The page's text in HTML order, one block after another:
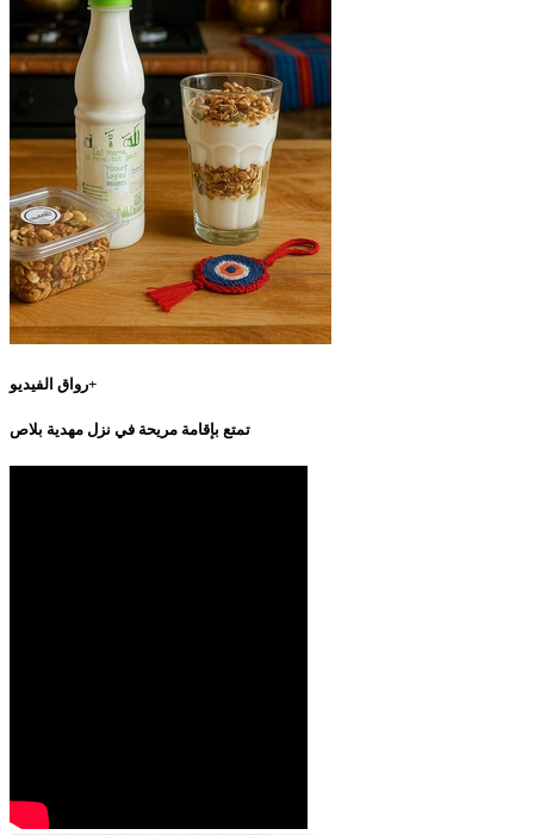
رواق الفيديو+
تمتع بإقامة مريحة في نزل مهدية بلاص